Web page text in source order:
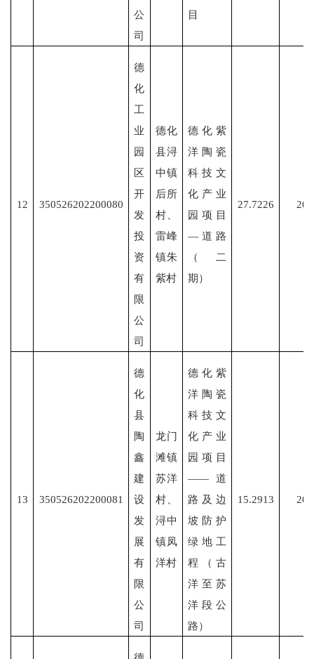
公
司
目
12 350526202200080
德
化
工
业
园
区
开
发
投
资
有
限
公
司
德化
县浔
中镇
后所
村、
雷峰
镇朱
紫村
德化紫
洋陶瓷
科技文
化产业
园项目
—道路
（二
期）
27.7226
13 350526202200081
德
化
县
陶
鑫
建
设
发
展
有
限
公
司
龙门
滩镇
苏洋
村、
浔中
镇凤
洋村
德化紫
洋陶瓷
科技文
化产业
园项目
——道
路及边
坡防护
绿地工
程（古
洋至苏
洋段公
路）
15.2913